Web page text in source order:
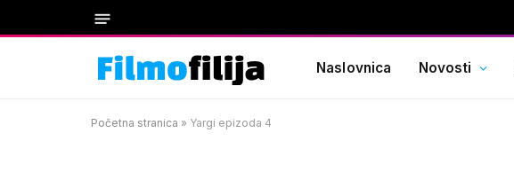
Naslovnica Novosti
Početna stranica » Yargi epizoda 4